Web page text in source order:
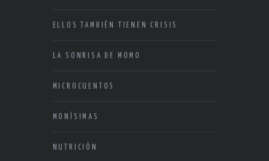
ELLOS TAMBIÉN TIENEN CRISIS
LA SONRISA DE MOMO
MICROCUENTOS
MONÍSIMAS
NUTRICIÓN